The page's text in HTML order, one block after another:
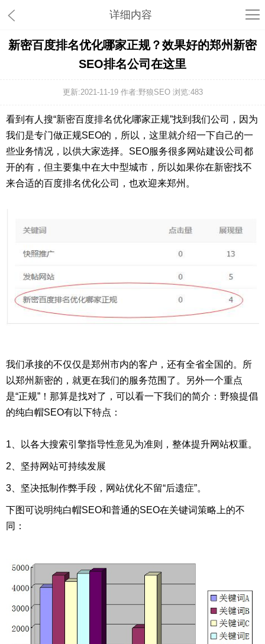
详细内容
新密百度排名优化哪家正规？效果好的郑州新密
SEO排名公司在这里
更新:2021-11-19 作者:野狼SEO 浏览:483
看到有人搜“新密百度排名优化哪家正规”找到我们公司，因为
我们是专门做正规SEO的，所以，这里就介绍一下自己的一
些业务情况，以供大家选择。SEO服务很多网站建设公司都
开的有，但主要集中在大中型城市，所以如果你在新密找不
来合适的百度排名优化公司，也欢迎来郑州。
我们承接的不仅仅是郑州市内的客户，还有全省全国的。所
以郑州新密的，就更在我们的服务范围了。另外一个重点
是“正规”！那算是找对了，可以看一下我们的简介：野狼提倡
的纯白帽SEO有以下特点：
1、以各大搜索引擎指导性意见为准则，整体提升网站权重。
2、坚持网站可持续发展
3、坚决抵制作弊手段，网站优化不留“后遗症”。
下图可说明纯白帽SEO和普通的SEO在关键词策略上的不
同：